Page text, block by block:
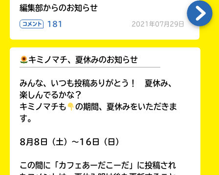
編集部からのお知らせ
コメント 181 2021年07月29日
キミノマチ、夏休みのお知らせ
みんな、いつも投稿ありがとう！ 夏休み、
楽しんでるかな？
キミノマチも
の期間、夏休みをいただきま
す。
8月8日（土）～16日（日）
この間に「カフェあーだこーだ」に投稿され